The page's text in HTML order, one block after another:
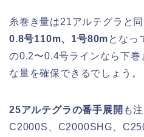
糸巻き量は21アルテグラと同
0.8号110m、1号80mとなっ
の0.2〜0.4号ラインなら下巻
な量を確保できるでしょう。
25アルテグラの番手展開 も
C2000S、C2000SHG、